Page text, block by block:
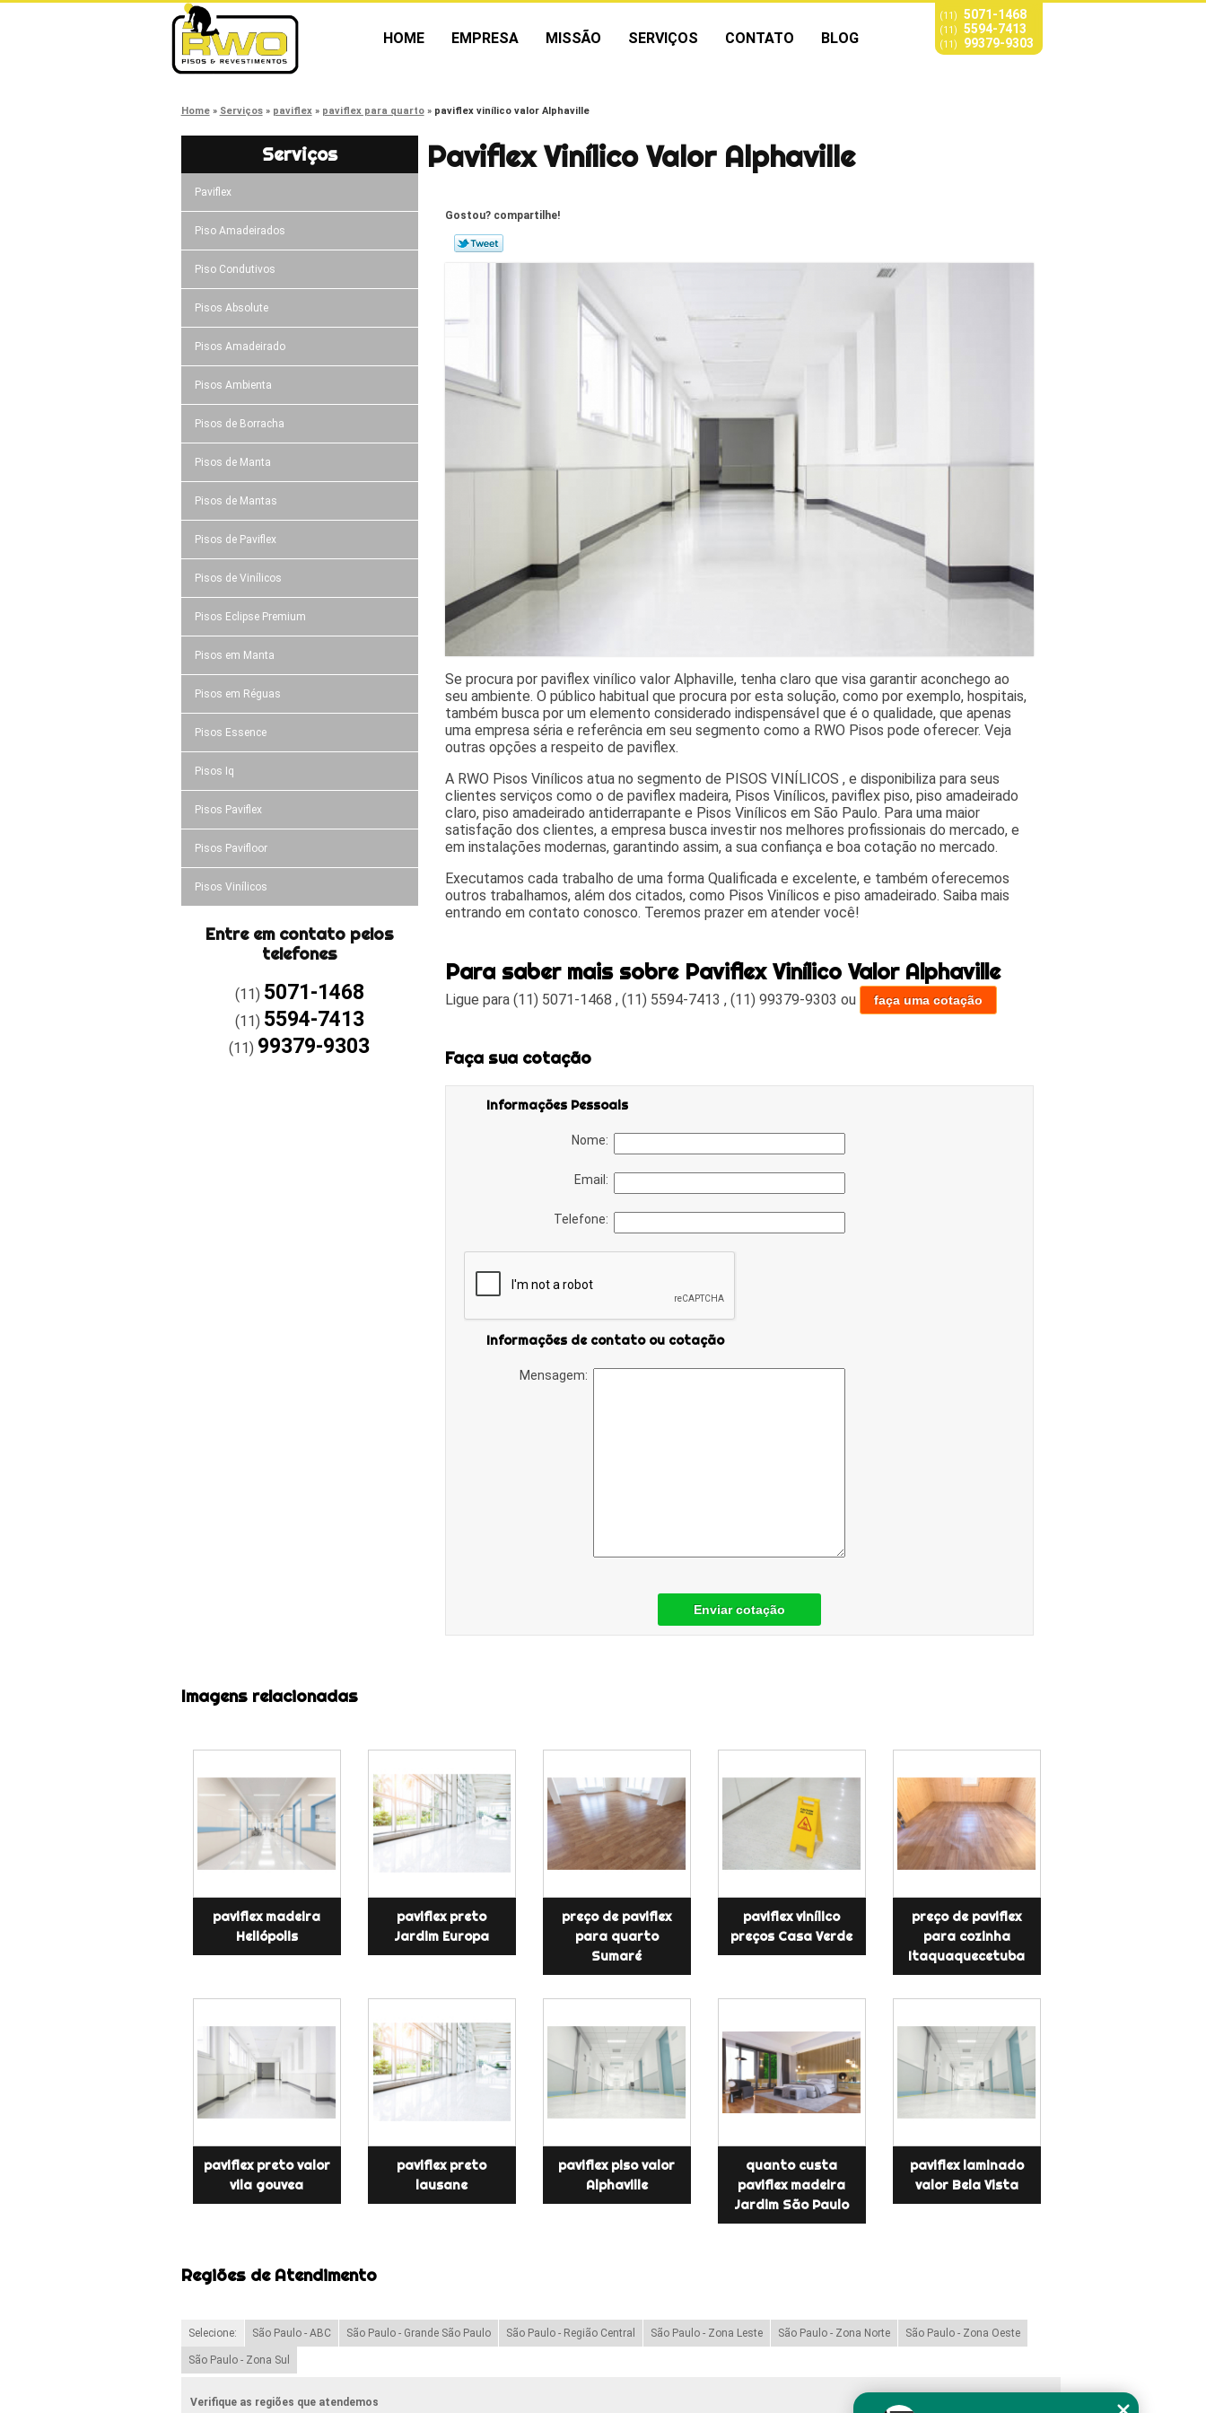
HOME EMPRESA MISSÃO SERVIÇOS CONTATO BLOG
(11) 5071-1468
(11) 5594-7413
(11) 99379-9303
Home Serviços paviflex paviflex para quarto paviflex vinílico valor Alphaville
Serviços
Paviflex
Piso Amadeirados
Piso Condutivos
Pisos Absolute
Pisos Amadeirado
Pisos Ambienta
Pisos de Borracha
Pisos de Manta
Pisos de Mantas
Pisos de Paviflex
Pisos de Vinílicos
Pisos Eclipse Premium
Pisos em Manta
Pisos em Réguas
Pisos Essence
Pisos Iq
Pisos Paviflex
Pisos Pavifloor
Pisos Vinílicos
Entre em contato pelos
telefones
(11) 5071-1468
(11) 5594-7413
(11) 99379-9303
Paviflex Vinílico Valor Alphaville
Gostou? compartilhe!
Se procura por paviflex vinílico valor Alphaville, tenha claro que visa garantir aconchego ao
seu ambiente. O público habitual que procura por esta solução, como por exemplo, hospitais,
também busca por um elemento considerado indispensável que é o qualidade, que apenas
uma empresa séria e referência em seu segmento como a RWO Pisos pode oferecer. Veja
outras opções a respeito de paviflex.
A RWO Pisos Vinílicos atua no segmento de PISOS VINÍLICOS , e disponibiliza para seus
clientes serviços como o de paviflex madeira, Pisos Vinílicos, paviflex piso, piso amadeirado
claro, piso amadeirado antiderrapante e Pisos Vinílicos em São Paulo. Para uma maior
satisfação dos clientes, a empresa busca investir nos melhores profissionais do mercado, e
em instalações modernas, garantindo assim, a sua confiança e boa cotação no mercado.
Executamos cada trabalho de uma forma Qualificada e excelente, e também oferecemos
outros trabalhamos, além dos citados, como Pisos Vinílicos e piso amadeirado. Saiba mais
entrando em contato conosco. Teremos prazer em atender você!
Para saber mais sobre Paviflex Vinílico Valor Alphaville
Ligue para (11) 5071-1468 , (11) 5594-7413 , (11) 99379-9303 ou faça uma cotação
Faça sua cotação
Informações Pessoais
Nome:
Email:
Telefone:
Informações de contato ou cotação
Mensagem:
Enviar cotação
Imagens relacionadas
paviflex madeira
Heliópolis
paviflex preto
Jardim Europa
preço de paviflex
para quarto
Sumaré
paviflex vinílico
preços Casa Verde
preço de paviflex
para cozinha
Itaquaquecetuba
paviflex preto valor
vila gouvea
paviflex preto
lausane
paviflex piso valor
Alphaville
quanto custa
paviflex madeira
Jardim São Paulo
paviflex laminado
valor Bela Vista
Regiões de Atendimento
Selecione: São Paulo - ABC São Paulo - Grande São Paulo São Paulo - Região Central São Paulo - Zona Leste São Paulo - Zona Norte São Paulo - Zona Oeste
São Paulo - Zona Sul
Verifique as regiões que atendemos